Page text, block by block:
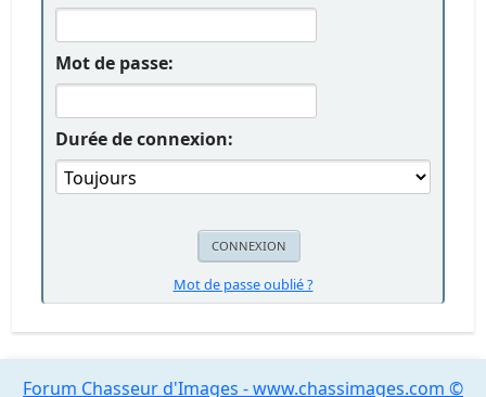
Mot de passe:
Durée de connexion:
Mot de passe oublié ?
Forum Chasseur d'Images - www.chassimages.com ©